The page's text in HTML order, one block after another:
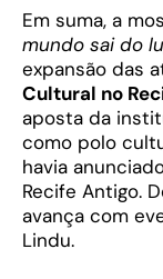
Em suma, a
mundo sai do
expansão das
Cultural no
aposta da
como polo
havia
Recife Antigo.
avança com
Lindu.